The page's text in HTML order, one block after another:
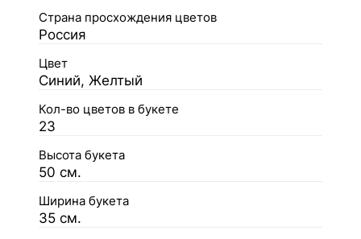
Страна просхождения цветов
Россия
Цвет
Синий, Желтый
Кол-во цветов в букете
23
Высота букета
50 см.
Ширина букета
35 см.